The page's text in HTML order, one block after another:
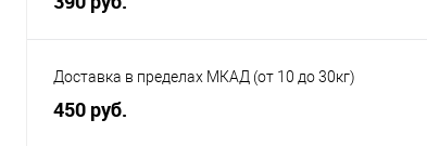
Доставка в пределах МКАД (от 10 до 30кг)
450 руб.